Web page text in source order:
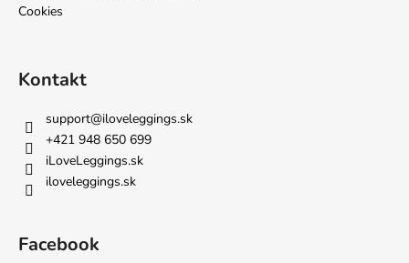
Cookies
Kontakt
support@iloveleggings.sk
+421 948 650 699
iLoveLeggings.sk
iloveleggings.sk
Facebook